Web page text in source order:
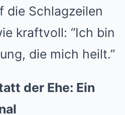
die Schlagzeilen
kraftvoll: “Ich bin
die mich heilt.”
der Ehe: Ein